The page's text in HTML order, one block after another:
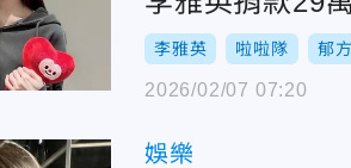
李雅英 啦啦隊 郁方
2026/02/07 07:20
娛樂